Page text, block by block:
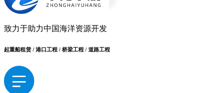
致力于助力中国海洋资源开发
起重船租赁 / 港口工程 / 桥梁工程 / 道路工程